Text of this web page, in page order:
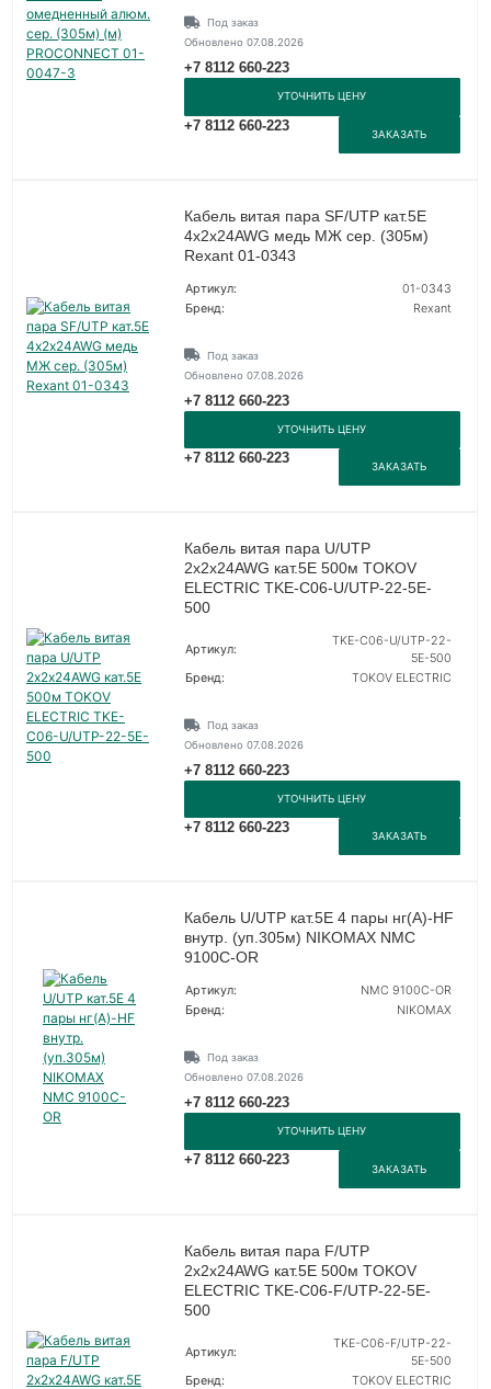
Под заказ
Обновлено 07.08.2026
+7 8112 660-223
УТОЧНИТЬ ЦЕНУ
+7 8112 660-223
ЗАКАЗАТЬ
Кабель витая пара SF/UTP кат.5E
4х2х24AWG медь МЖ сер. (305м)
Rexant 01-0343
Артикул:
01-0343
Бренд:
Rexant
Под заказ
Обновлено 07.08.2026
+7 8112 660-223
УТОЧНИТЬ ЦЕНУ
+7 8112 660-223
ЗАКАЗАТЬ
Кабель витая пара U/UTP
2х2х24AWG кат.5E 500м TOKOV
ELECTRIC TKE-C06-U/UTP-22-5E-
500
Артикул:
TKE-C06-U/UTP-22-
5E-500
Бренд:
TOKOV ELECTRIC
Под заказ
Обновлено 07.08.2026
+7 8112 660-223
УТОЧНИТЬ ЦЕНУ
+7 8112 660-223
ЗАКАЗАТЬ
Кабель U/UTP кат.5Е 4 пары нг(А)-HF
внутр. (уп.305м) NIKOMAX NMC
9100C-OR
Артикул:
NMC 9100C-OR
Бренд:
NIKOMAX
Под заказ
Обновлено 07.08.2026
+7 8112 660-223
УТОЧНИТЬ ЦЕНУ
+7 8112 660-223
ЗАКАЗАТЬ
Кабель витая пара F/UTP
2х2х24AWG кат.5E 500м TOKOV
ELECTRIC TKE-C06-F/UTP-22-5E-
500
Артикул:
TKE-C06-F/UTP-22-
5E-500
Бренд:
TOKOV ELECTRIC